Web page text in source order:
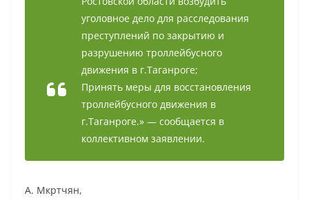
уголовное дело для расследования
преступлений по закрытию и
разрушению троллейбусного
движения в г.Таганроге;
Принять меры для восстановления
троллейбусного движения в
г.Таганроге.» — сообщается в
коллективном заявлении.
А. Мкртчян,